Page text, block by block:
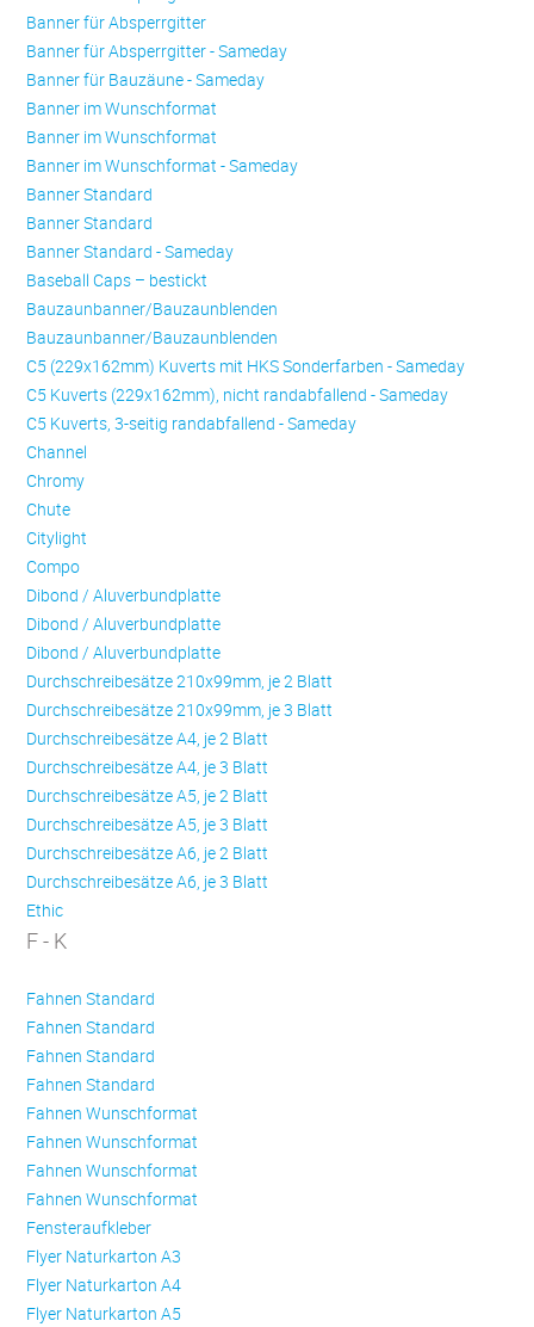
Banner für Absperrgitter
Banner für Absperrgitter - Sameday
Banner für Bauzäune - Sameday
Banner im Wunschformat
Banner im Wunschformat
Banner im Wunschformat - Sameday
Banner Standard
Banner Standard
Banner Standard - Sameday
Baseball Caps – bestickt
Bauzaunbanner/Bauzaunblenden
Bauzaunbanner/Bauzaunblenden
C5 (229x162mm) Kuverts mit HKS Sonderfarben - Sameday
C5 Kuverts (229x162mm), nicht randabfallend - Sameday
C5 Kuverts, 3-seitig randabfallend - Sameday
Channel
Chromy
Chute
Citylight
Compo
Dibond / Aluverbundplatte
Dibond / Aluverbundplatte
Dibond / Aluverbundplatte
Durchschreibesätze 210x99mm, je 2 Blatt
Durchschreibesätze 210x99mm, je 3 Blatt
Durchschreibesätze A4, je 2 Blatt
Durchschreibesätze A4, je 3 Blatt
Durchschreibesätze A5, je 2 Blatt
Durchschreibesätze A5, je 3 Blatt
Durchschreibesätze A6, je 2 Blatt
Durchschreibesätze A6, je 3 Blatt
Ethic
F - K
Fahnen Standard
Fahnen Standard
Fahnen Standard
Fahnen Standard
Fahnen Wunschformat
Fahnen Wunschformat
Fahnen Wunschformat
Fahnen Wunschformat
Fensteraufkleber
Flyer Naturkarton A3
Flyer Naturkarton A4
Flyer Naturkarton A5